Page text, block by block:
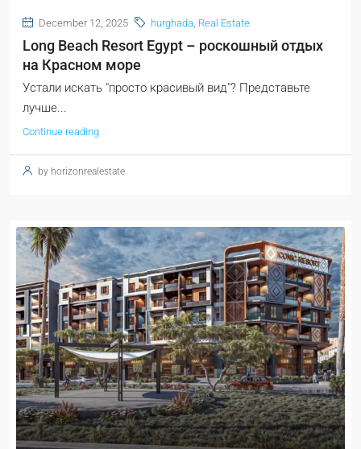
December 12, 2025 hurghada Real Estate
Long Beach Resort Egypt – роскошный отдых
на Красном море
Устали искать "просто красивый вид"? Представьте
лучше...
Continue reading
by horizonrealestate